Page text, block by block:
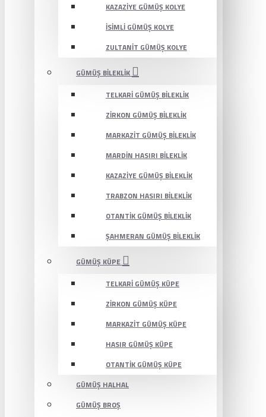
KAZAZIYE GÜMÜŞ KOLYE
İSIMLI GÜMÜŞ KOLYE
ZULTANIT GÜMÜŞ KOLYE
GÜMÜŞ BILEKLIK
TELKARI GÜMÜŞ BILEKLIK
ZIRKON GÜMÜŞ BILEKLIK
MARKAZIT GÜMÜŞ BILEKLIK
MARDIN HASIRI BILEKLIK
KAZAZIYE GÜMÜŞ BILEKLIK
TRABZON HASIRI BILEKLIK
OTANTIK GÜMÜŞ BILEKLIK
ŞAHMERAN GÜMÜŞ BILEKLIK
GÜMÜŞ KÜPE
TELKARI GÜMÜŞ KÜPE
ZIRKON GÜMÜŞ KÜPE
MARKAZIT GÜMÜŞ KÜPE
HASIR GÜMÜŞ KÜPE
OTANTIK GÜMÜŞ KÜPE
GÜMÜŞ HALHAL
GÜMÜŞ BROŞ